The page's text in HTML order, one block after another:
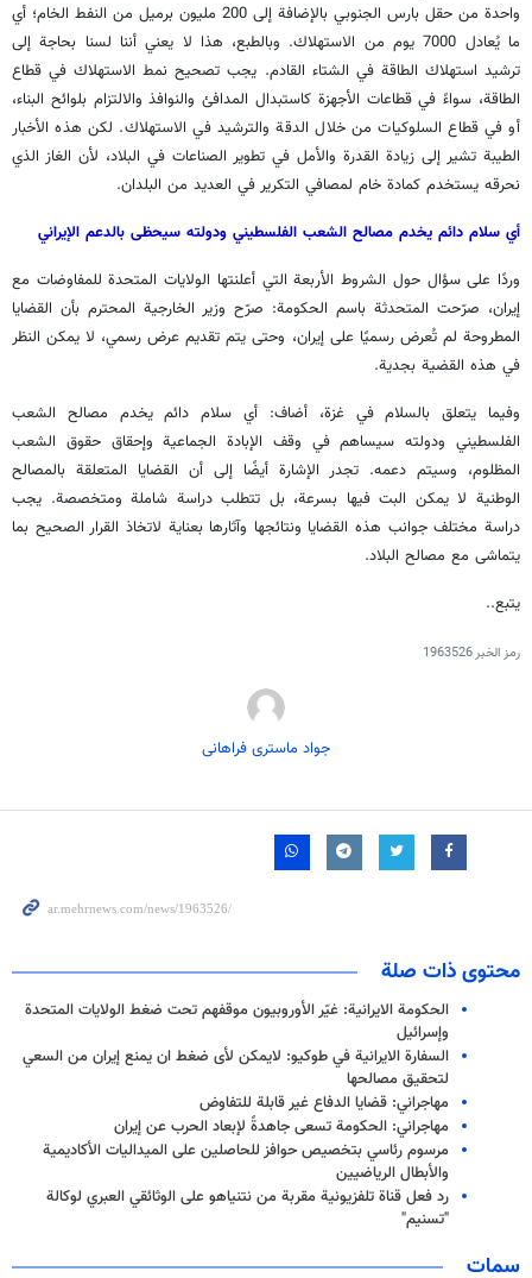
واحدة من حقل بارس الجنوبي بالإضافة إلى 200 مليون برميل من النفط الخام؛ أي
ما يُعادل 7000 يوم من الاستهلاك. وبالطبع، هذا لا يعني أننا لسنا بحاجة إلى
ترشيد استهلاك الطاقة في الشتاء القادم. يجب تصحيح نمط الاستهلاك في قطاع
الطاقة، سواءً في قطاعات الأجهزة كاستبدال المدافئ والنوافذ والالتزام بلوائح البناء،
أو في قطاع السلوكيات من خلال الدقة والترشيد في الاستهلاك. لكن هذه الأخبار
الطيبة تشير إلى زيادة القدرة والأمل في تطوير الصناعات في البلاد، لأن الغاز الذي
نحرقه يستخدم كمادة خام لمصافي التكرير في العديد من البلدان.
أي سلام دائم يخدم مصالح الشعب الفلسطيني ودولته سيحظى بالدعم الإيراني
وردًا على سؤال حول الشروط الأربعة التي أعلنتها الولايات المتحدة للمفاوضات مع
إيران، صرّحت المتحدثة باسم الحكومة: صرّح وزير الخارجية المحترم بأن القضايا
المطروحة لم تُعرض رسميًا على إيران، وحتى يتم تقديم عرض رسمي، لا يمكن النظر
في هذه القضية بجدية.
وفيما يتعلق بالسلام في غزة، أضاف: أي سلام دائم يخدم مصالح الشعب
الفلسطيني ودولته سيساهم في وقف الإبادة الجماعية وإحقاق حقوق الشعب
المظلوم، وسيتم دعمه. تجدر الإشارة أيضًا إلى أن القضايا المتعلقة بالمصالح
الوطنية لا يمكن البت فيها بسرعة، بل تتطلب دراسة شاملة ومتخصصة. يجب
دراسة مختلف جوانب هذه القضايا ونتائجها وآثارها بعناية لاتخاذ القرار الصحيح بما
يتماشى مع مصالح البلاد.
يتبع..
رمز الخبر1963526
جواد ماستری فراهانی
محتوى ذات صلة
الحکومة الايرانية: غيّر الأوروبيون موقفهم تحت ضغط الولايات المتحدة
وإسرائيل
السفارة الايرانية في طوكيو: لایمكن لأى ضغط ان يمنع إيران من السعي
لتحقيق مصالحها
مهاجراني: قضايا الدفاع غير قابلة للتفاوض
مهاجراني: الحكومة تسعى جاهدةً لإبعاد الحرب عن إيران
مرسوم رئاسي بتخصيص حوافز للحاصلين على الميداليات الأكاديمية
والأبطال الرياضيين
رد فعل قناة تلفزيونية مقربة من نتنياهو على الوثائقي العبري لوكالة
"تسنيم"
سمات